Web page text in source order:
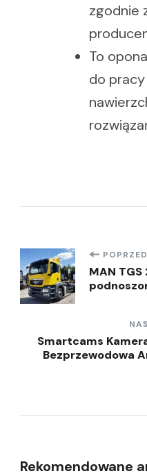
zgodnie
To
do
wpisu
MAN
Smartcams
Bezprzewodowa
Rekomendowane